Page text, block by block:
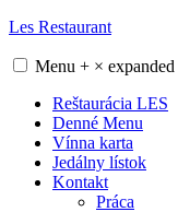
Skip
content
Les Restaurant
Menu + × expanded
Reštaurácia LES
Denné Menu
Vínna karta
Jedálny lístok
Kontakt
Práca